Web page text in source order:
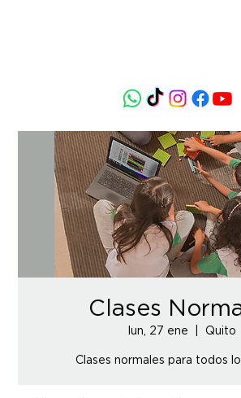
Clases
lun, 27 ene Quito
Clases normales para todos